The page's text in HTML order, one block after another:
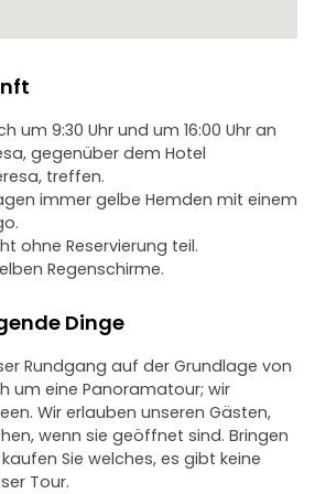
um 9:30 Uhr und um 16:00 Uhr an
gegenüber dem Hotel
treffen.
immer gelbe Hemden mit einem
ohne Reservierung teil.
Regenschirme.
Dinge
Rundgang auf der Grundlage von
um eine Panoramatour; wir
Wir erlauben unseren Gästen,
wenn sie geöffnet sind. Bringen
Sie welches, es gibt keine
Tour.